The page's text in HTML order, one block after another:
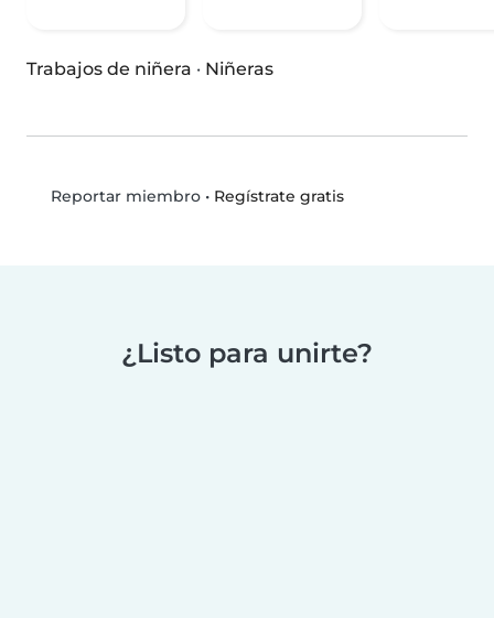
Trabajos de niñera · Niñeras
Reportar miembro• Regístrate gratis
¿Listo para unirte?